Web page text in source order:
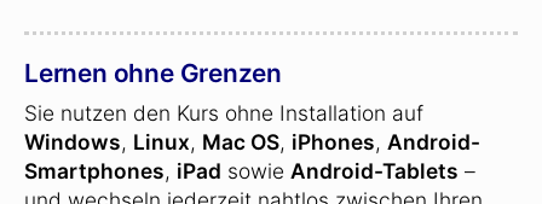
Lernen ohne Grenzen
Sie nutzen den Kurs ohne Installation auf
Windows, Linux, Mac OS, iPhones, Android-
Smartphones, iPad sowie Android-Tablets –